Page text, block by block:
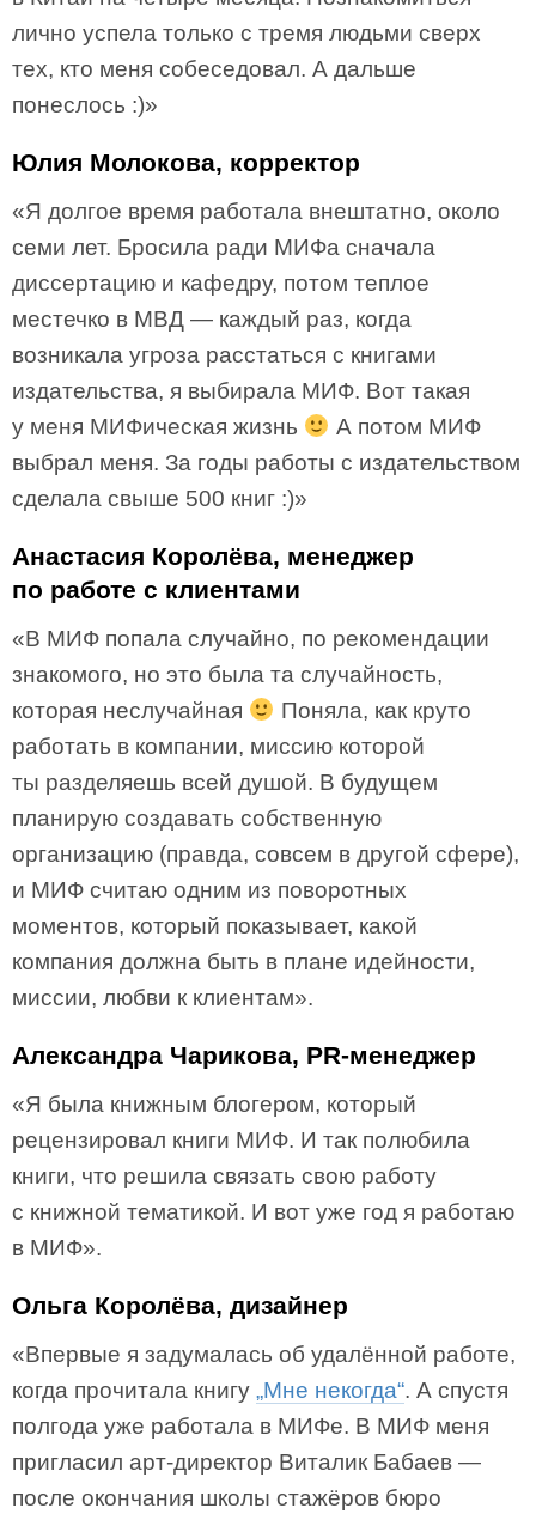
лично успела только с тремя людьми сверх
тех, кто меня собеседовал. А дальше
понеслось :)»
Юлия Молокова, корректор
«Я долгое время работала внештатно, около
семи лет. Бросила ради МИФа сначала
диссертацию и кафедру, потом теплое
местечко в МВД — каждый раз, когда
возникала угроза расстаться с книгами
издательства, я выбирала МИФ. Вот такая
у меня МИФическая жизнь
А потом МИФ
выбрал меня. За годы работы с издательством
сделала свыше 500 книг :)»
Анастасия Королёва, менеджер
по работе с клиентами
«В МИФ попала случайно, по рекомендации
знакомого, но это была та случайность,
которая неслучайная
Поняла, как круто
работать в компании, миссию которой
ты разделяешь всей душой. В будущем
планирую создавать собственную
организацию (правда, совсем в другой сфере),
и МИФ считаю одним из поворотных
моментов, который показывает, какой
компания должна быть в плане идейности,
миссии, любви к клиентам».
Александра Чарикова, PR-менеджер
«Я была книжным блогером, который
рецензировал книги МИФ. И так полюбила
книги, что решила связать свою работу
с книжной тематикой. И вот уже год я работаю
в МИФ».
Ольга Королёва, дизайнер
«Впервые я задумалась об удалённой работе,
когда прочитала книгу „Мне некогда“. А спустя
полгода уже работала в МИФе. В МИФ меня
пригласил арт-директор Виталик Бабаев —
после окончания школы стажёров бюро